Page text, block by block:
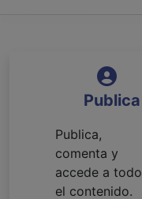
Publica
Publica,
comenta y
accede a todo
el contenido.